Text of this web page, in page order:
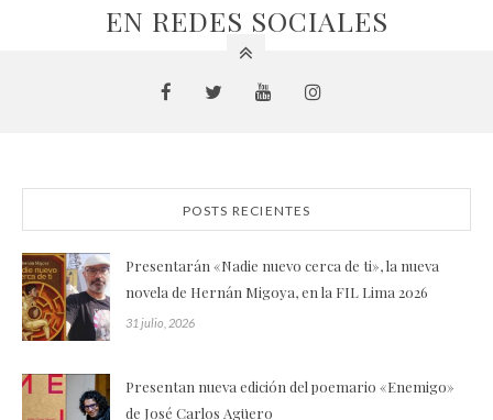
EN REDES SOCIALES
POSTS RECIENTES
Presentarán «Nadie nuevo cerca de ti», la nueva
novela de Hernán Migoya, en la FIL Lima 2026
31 julio, 2026
Presentan nueva edición del poemario «Enemigo»
de José Carlos Agüero